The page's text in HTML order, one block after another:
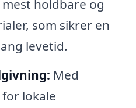
holdbare og
som sikrer en
levetid.
Med
lokale